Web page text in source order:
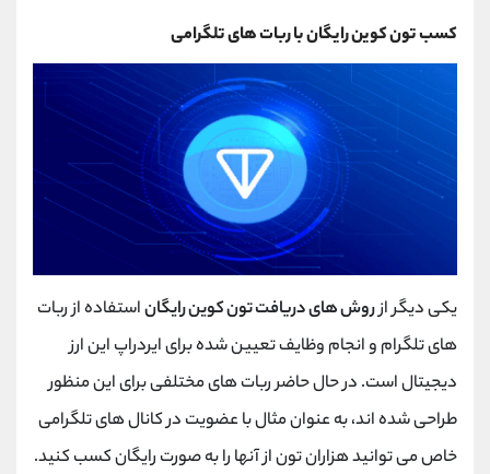
کسب تون کوین رایگان با ربات های تلگرامی
یکی دیگر ازروش های دریافت تون کوین رایگاناستفاده از ربات
های تلگرام و انجام وظایف تعیین شده برای ایردراپ این ارز
دیجیتال است. در حال حاضر ربات های مختلفی برای این منظور
طراحی شده اند، به عنوان مثال با عضویت در کانال های تلگرامی
خاص می توانید هزاران تون از آنها را به صورت رایگان کسب کنید.